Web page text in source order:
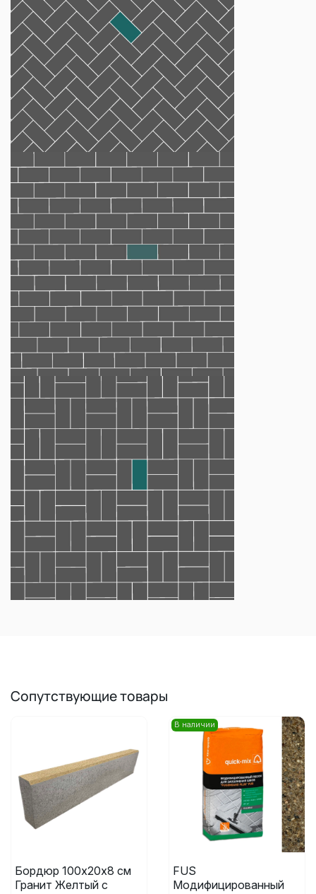
Сопутствующие товары
Бордюр 100х20х8 см
Гранит Желтый с
В наличии
FUS
Модифицированный